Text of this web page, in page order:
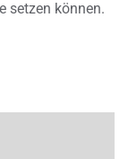
setzen können.